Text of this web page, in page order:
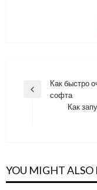
Навигация
Previous
Как быстро
софта
Как
YOU MIGHT ALSO